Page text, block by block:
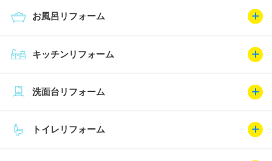
キッチンリフォーム
お風呂リフォーム
トイレリフォーム
洗面台リフォーム